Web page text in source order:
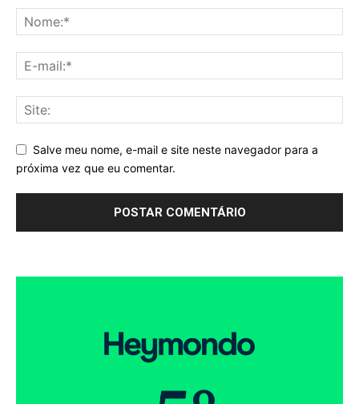
Salve meu nome, e-mail e site neste navegador para a
próxima vez que eu comentar.